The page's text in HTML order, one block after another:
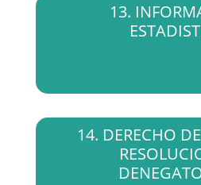
13.
14. DERECHO